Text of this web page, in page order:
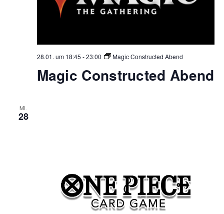
28.01. um 18:45 -23:00 Magic Constructed Abend
Magic Constructed Abend
MI.
28